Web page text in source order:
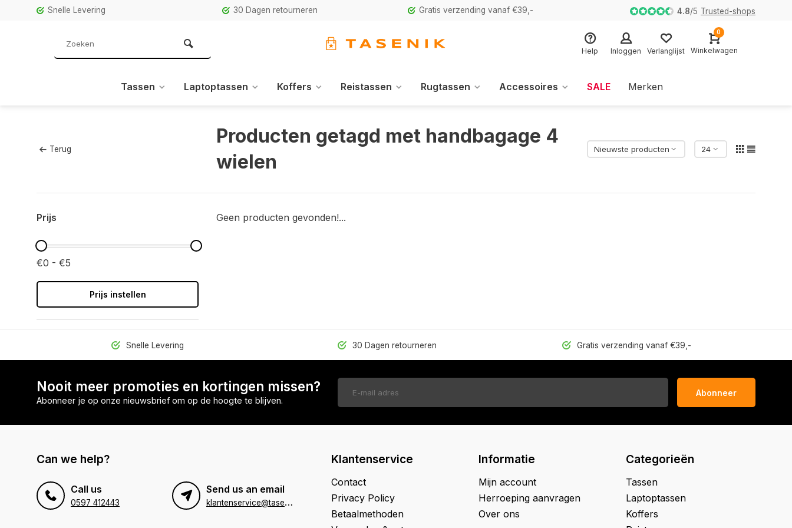
Snelle Levering 30 Dagen retourneren Gratis verzending vanaf €39,- 4.8/5 Trusted-shops
Help Inloggen Verlanglijst
0
Winkelwagen
Tassen Laptoptassen Koffers Reistassen Rugtassen Accessoires SALE Merken
Terug
Producten getagd met handbagage 4
wielen
Prijs
€0 - €5
Prijs instellen
Geen producten gevonden!...
Snelle Levering 30 Dagen retourneren Gratis verzending vanaf €39,-
Nooit meer promoties en kortingen missen?
Abonneer je op onze nieuwsbrief om op de hoogte te blijven.
Abonneer
Can we help?
Call us
0597 412443
Send us an email
k
lantenservice@tasenik.nl
Klantenservice
Contact
Privacy Policy
Betaalmethoden
Informatie
Mijn account
Herroeping aanvragen
Over ons
Categorieën
Tassen
Laptoptassen
Koffers